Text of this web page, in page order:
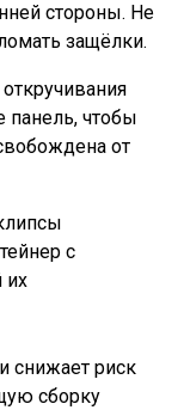
стороны. Не
защёлки.
панель, чтобы
от
с
их
снижает риск
сборку